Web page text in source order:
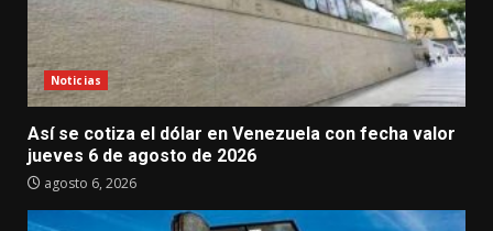
Noticias
Así se cotiza el dólar en Venezuela con fecha valor
jueves 6 de agosto de 2026
agosto 6, 2026